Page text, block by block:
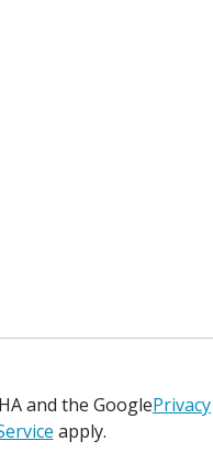
and the GooglePrivacy
apply.